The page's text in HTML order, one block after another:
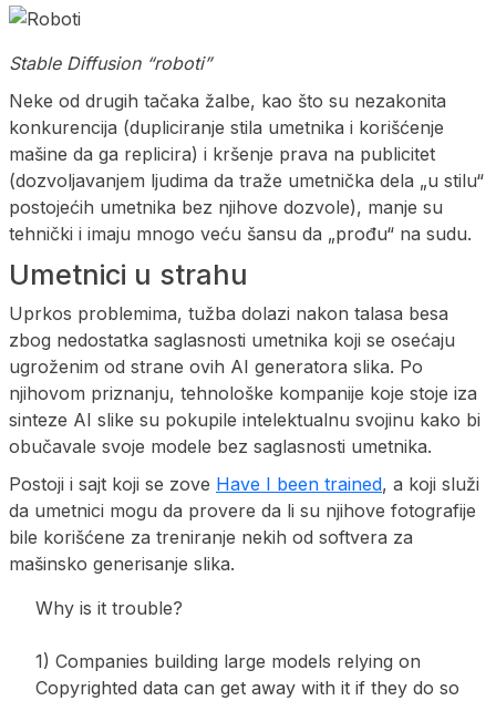
Stable Diffusion “roboti”
Neke od drugih tačaka žalbe, kao što su nezakonita
konkurencija (dupliciranje stila umetnika i korišćenje
mašine da ga replicira) i kršenje prava na publicitet
(dozvoljavanjem ljudima da traže umetnička dela „u stilu“
postojećih umetnika bez njihove dozvole), manje su
tehnički i imaju mnogo veću šansu da „prođu“ na sudu.
Umetnici u strahu
Uprkos problemima, tužba dolazi nakon talasa besa
zbog nedostatka saglasnosti umetnika koji se osećaju
ugroženim od strane ovih AI generatora slika. Po
njihovom priznanju, tehnološke kompanije koje stoje iza
sinteze AI slike su pokupile intelektualnu svojinu kako bi
obučavale svoje modele bez saglasnosti umetnika.
Postoji i sajt koji se zove Have I been trained, a koji služi
da umetnici mogu da provere da li su njihove fotografije
bile korišćene za treniranje nekih od softvera za
mašinsko generisanje slika.
Why is it trouble?
1) Companies building large models relying on
Copyrighted data can get away with it if they do so